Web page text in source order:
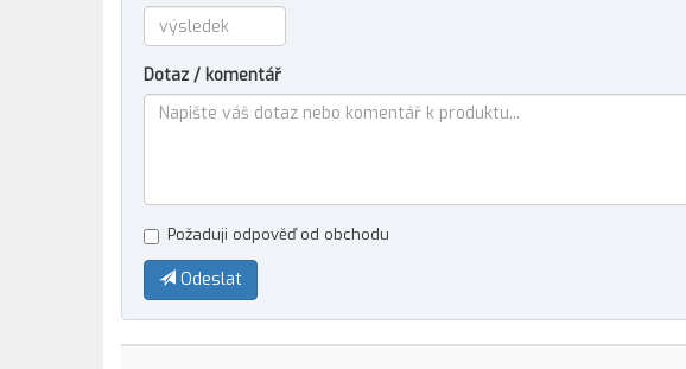
Dotaz / komentář
Požaduji odpověď od obchodu
Odeslat